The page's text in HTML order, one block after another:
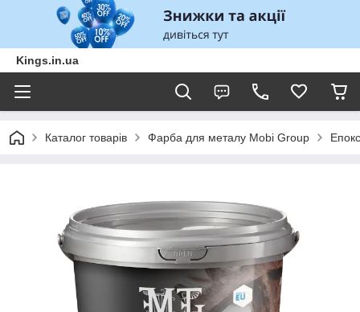
Kings.in.ua
Каталог товарів Фарба для металу Mobi Group